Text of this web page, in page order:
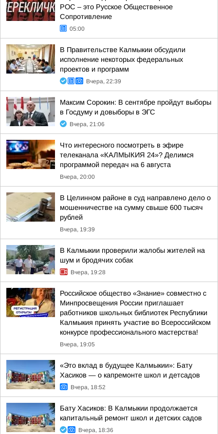
РОС – это Русское Общественное
Сопротивление
05:00
В Правительстве Калмыкии обсудили
исполнение некоторых федеральных
проектов и программ
Вчера, 22:39
Максим Сорокин: В сентябре пройдут выборы
в Госдуму и довыборы в ЭГС
Вчера, 21:06
Что интересного посмотреть в эфире
телеканала «КАЛМЫКИЯ 24»? Делимся
программой передач на 6 августа
Вчера, 20:00
В Целинном районе в суд направлено дело о
мошенничестве на сумму свыше 600 тысяч
рублей
Вчера, 19:39
В Калмыкии проверили жалобы жителей на
шум и бродячих собак
Вчера, 19:28
Российское общество «Знание» совместно с
Минпросвещения России приглашает
работников школьных библиотек Республики
Калмыкия принять участие во Всероссийском
конкурсе профессионального мастерства!
Вчера, 19:05
«Это вклад в будущее Калмыкии»: Бату
Хасиков — о капремонте школ и детсадов
Вчера, 18:52
Бату Хасиков: В Калмыкии продолжается
капитальный ремонт школ и детских садов
Вчера, 18:36